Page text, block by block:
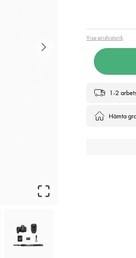
Visa prishistorik
1-2
Hämta